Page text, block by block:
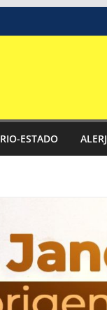
RIO-ESTADO ALERJ